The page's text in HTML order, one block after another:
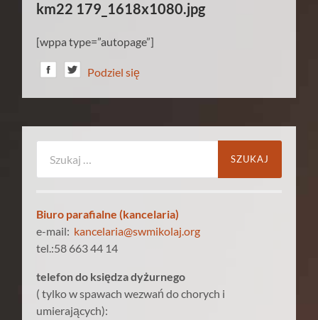
km22 179_1618x1080.jpg
[wppa type=”autopage”]
Podziel się
Biuro parafialne (kancelaria)
e-mail: kancelaria@swmikolaj.org
tel.:58 663 44 14
telefon do księdza dyżurnego
( tylko w spawach wezwań do chorych i
umierających):